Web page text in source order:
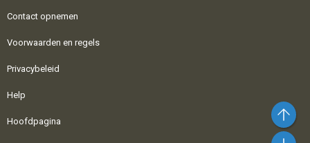
Contact opnemen
Voorwaarden en regels
Privacybeleid
Help
Hoofdpagina